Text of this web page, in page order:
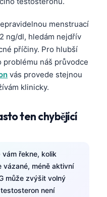
menstruací
ng/dl, hledám nejdřív
příčiny. Pro hlubší
náš průvodce
vás provede stejnou
klinicky.
ten chybějící
vám řekne, kolik
méně aktivní
může zvýšit volný
není